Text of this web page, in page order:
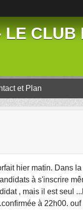
CLUB
et Plan
hier matin. Dans
à s'inscrire
, mais il est seul
à 22h00.